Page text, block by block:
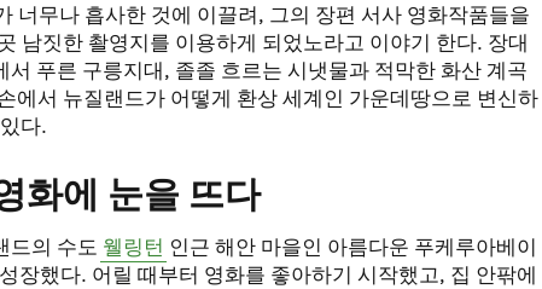
너무나 흡사한 것에 이끌려, 그의 장편 서사 영화작품들을
남짓한 촬영지를 이용하게 되었노라고 이야기 한다. 장대
서 푸른 구릉지대, 졸졸 흐르는 시냇물과 적막한 화산 계곡
에서 뉴질랜드가 어떻게 환상 세계인 가운데땅으로 변신하
다.
화에 눈을 뜨다
드의 수도 웰링턴 인근 해안 마을인 아름다운 푸케루아베이
성장했다. 어릴 때부터 영화를 좋아하기 시작했고, 집 안팎에